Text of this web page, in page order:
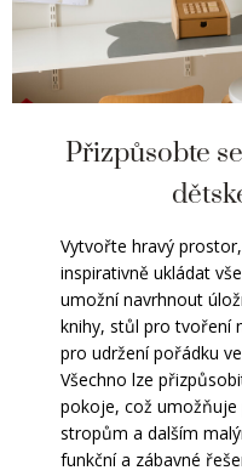
Přizpůsobte
Vytvořte hravý
inspirativně ukládat
umožní navrhnout
knihy, stůl pro tvoření
pro udržení pořádku
Všechno lze
pokoje, což
stropům a dalším
funkční a zábavné